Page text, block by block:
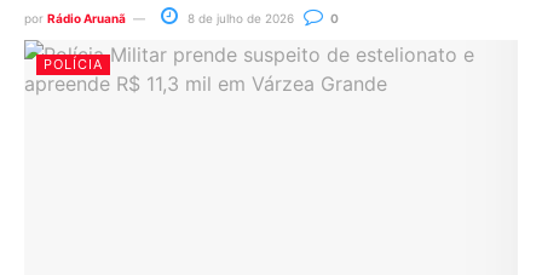
por Rádio Aruanã 8 de julho de 2026 0
POLÍCIA